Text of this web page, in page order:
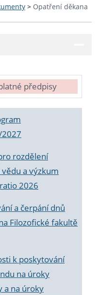
> Opatření děkana
předpisy
rozdělení
a výzkum
2026
a čerpání dnů
Filozofické fakultě
k poskytování
na úroky
a na úroky